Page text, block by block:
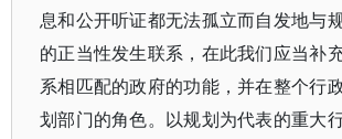
息和公开听证都无法孤立而自发地与
的正当性发生联系，在此我们应当补
系相匹配的政府的功能，并在整个行
划部门的角色。以规划为代表的重大